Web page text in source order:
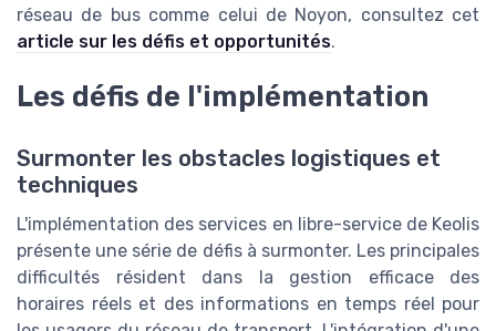
réseau de bus comme celui de Noyon, consultez cet
article sur les défis et opportunités.
Les défis de l'implémentation
Surmonter les obstacles logistiques et
techniques
L'implémentation des services en libre-service de Keolis
présente une série de défis à surmonter. Les principales
difficultés résident dans la gestion efficace des
horaires réels et des informations en temps réel pour